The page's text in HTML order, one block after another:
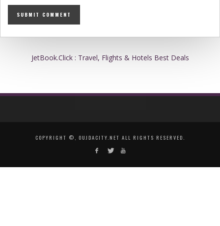
JetBook.Click : Travel, Flights & Hotels Best Deals
COPYRIGHT ©, OUJDACITY.NET ALL RIGHTS RESERVED.